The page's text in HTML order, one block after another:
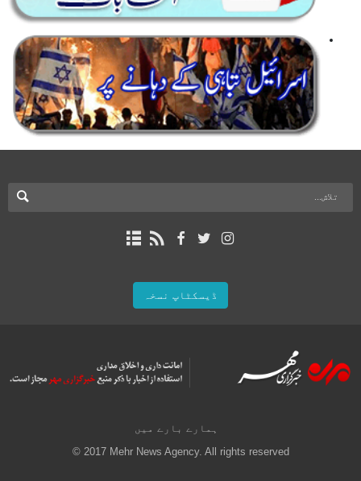
ڈیسکٹاپ نسخہ
ہمارے بارے میں
© 2017 Mehr News Agency. All rights reserved